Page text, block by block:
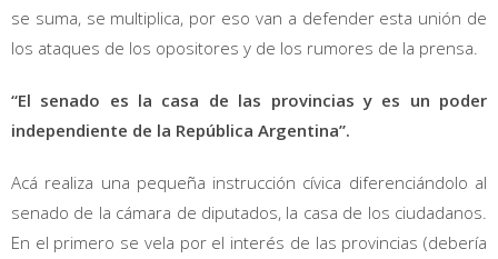
se suma, se multiplica, por eso van a defender esta unión de
los ataques de los opositores y de los rumores de la prensa.
“El senado es la casa de las provincias y es un poder
independiente de la República Argentina”.
Acá realiza una pequeña instrucción cívica diferenciándolo al
senado de la cámara de diputados, la casa de los ciudadanos.
En el primero se vela por el interés de las provincias (debería